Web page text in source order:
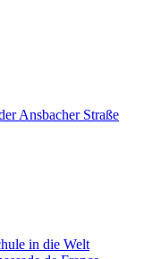
Ansbacher Straße
in die Welt